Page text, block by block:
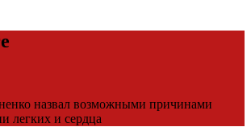
назвал возможными причинами
легких и сердца